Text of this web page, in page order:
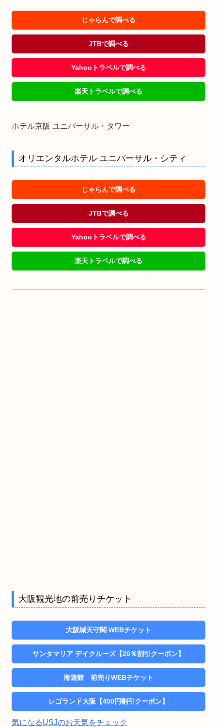
じゃらんで調べる
JTBで調べる
Yahooトラベルで調べる
楽天トラベルで調べる
ホテル京阪 ユニバーサル・タワー
オリエンタルホテル ユニバーサル・シティ
じゃらんで調べる
JTBで調べる
Yahooトラベルで調べる
楽天トラベルで調べる
大阪観光地の前売りチケット
大阪城天守閣 WEBチケット
サンタマリア デイクルーズ【20％割引クーポン】
海遊館 前売りWEBチケット
レゴランド大阪【400円割引クーポン】
気になるUSJのお天気をチェック